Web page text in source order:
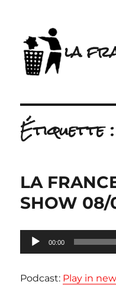
la
Étiquette
LA
SHOW 08/
Lecteur
audio
00:00
Podcast: Play in